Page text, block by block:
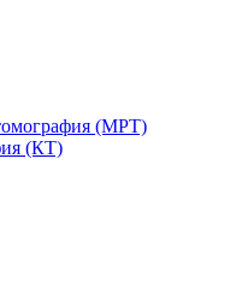
(МРТ)
(КТ)